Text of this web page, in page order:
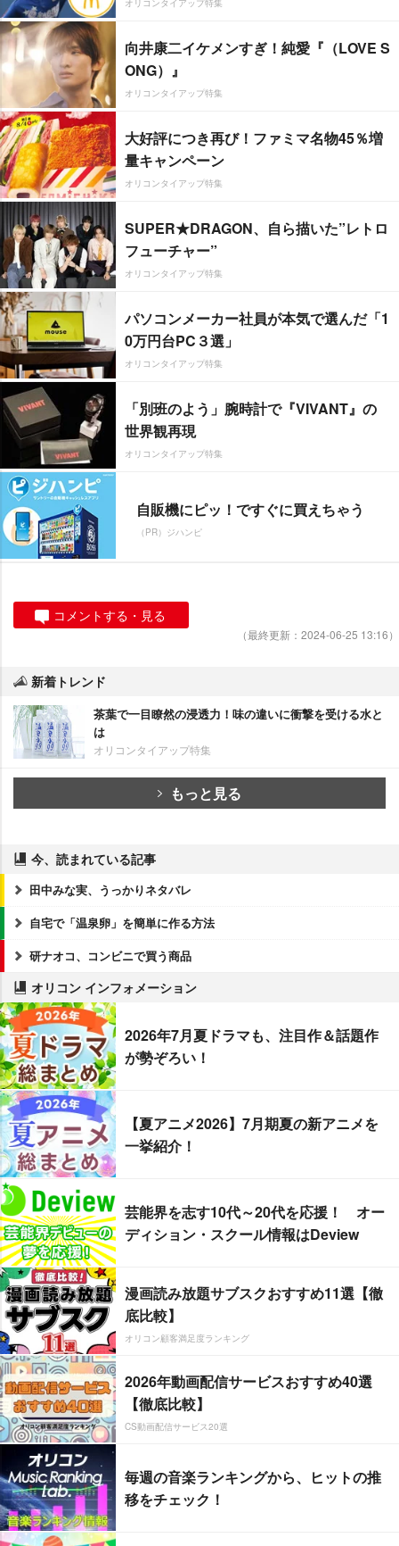
オリコンタイアップ特集
向井康二イケメンすぎ！純愛『（LOVE S
ONG）』
オリコンタイアップ特集
大好評につき再び！ファミマ名物45％増
量キャンペーン
オリコンタイアップ特集
SUPER★DRAGON、自ら描いた”レトロ
フューチャー”
オリコンタイアップ特集
パソコンメーカー社員が本気で選んだ「1
0万円台PC３選」
オリコンタイアップ特集
「別班のよう」腕時計で『VIVANT』の
世界観再現
オリコンタイアップ特集
自販機にピッ！ですぐに買えちゃう
（PR）ジハンピ
コメントする・見る
（最終更新：2024-06-25 13:16）
新着トレンド
茶葉で一目瞭然の浸透力！味の違いに衝撃を受ける水と
は
オリコンタイアップ特集
もっと見る
今、読まれている記事
田中みな実、うっかりネタバレ
自宅で「温泉卵」を簡単に作る方法
研ナオコ、コンビニで買う商品
オリコン インフォメーション
2026年7月夏ドラマも、注目作＆話題作
が勢ぞろい！
【夏アニメ2026】7月期夏の新アニメを
一挙紹介！
芸能界を志す10代～20代を応援！ オー
ディション・スクール情報はDeview
漫画読み放題サブスクおすすめ11選【徹
底比較】
オリコン顧客満足度ランキング
2026年動画配信サービスおすすめ40選
【徹底比較】
CS動画配信サービス20選
毎週の音楽ランキングから、ヒットの推
移をチェック！